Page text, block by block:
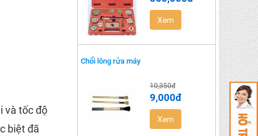
và tốc độ
biệt đã
Xem
Chổi lông rửa máy
10,350đ
9,000đ
Xem